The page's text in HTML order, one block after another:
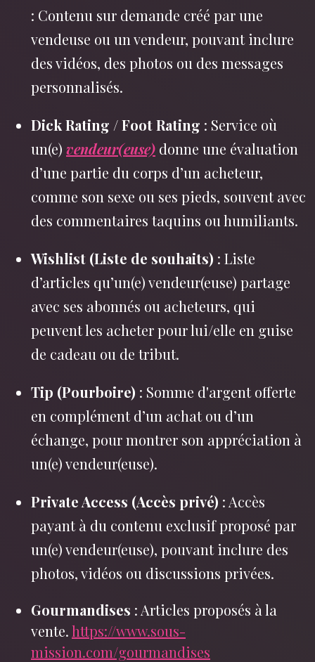
: Contenu sur demande créé par une
vendeuse ou un vendeur, pouvant inclure
des vidéos, des photos ou des messages
personnalisés.
Dick Rating / Foot Rating : Service où
un(e) vendeur(euse) donne une évaluation
d’une partie du corps d’un acheteur,
comme son sexe ou ses pieds, souvent avec
des commentaires taquins ou humiliants.
Wishlist (Liste de souhaits) : Liste
d’articles qu’un(e) vendeur(euse) partage
avec ses abonnés ou acheteurs, qui
peuvent les acheter pour lui/elle en guise
de cadeau ou de tribut.
Tip (Pourboire) : Somme d'argent offerte
en complément d’un achat ou d’un
échange, pour montrer son appréciation à
un(e) vendeur(euse).
Private Access (Accès privé) : Accès
payant à du contenu exclusif proposé par
un(e) vendeur(euse), pouvant inclure des
photos, vidéos ou discussions privées.
Gourmandises : Articles proposés à la
vente.https://www.sous-
mission.com/gourmandises